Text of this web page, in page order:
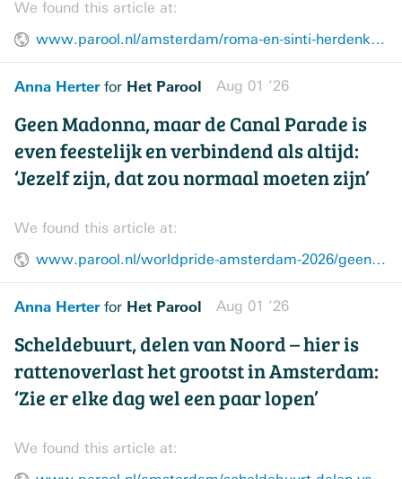
We found this article at:
www.parool.nl/amsterdam/roma-en-sinti-herdenken-de-massamoord-in-auschwitz-we-willen-deze-verhalen-zo-graag-doorgeven~bc1edf8d/
Anna Herterfor Het Parool Aug 01 ’26
Geen Madonna, maar de Canal Parade is
even feestelijk en verbindend als altijd:
‘Jezelf zijn, dat zou normaal moeten zijn’
We found this article at:
www.parool.nl/worldpride-amsterdam-2026/geen-madonna-maar-de-canal-parade-is-even-feestelijk-en-verbindend-als-altijd-jezelf-zijn-dat-zou-normaal-moeten-zijn~bbc24b5c/
Anna Herterfor Het Parool Aug 01 ’26
Scheldebuurt, delen van Noord – hier is
rattenoverlast het grootst in Amsterdam:
‘Zie er elke dag wel een paar lopen’
We found this article at: